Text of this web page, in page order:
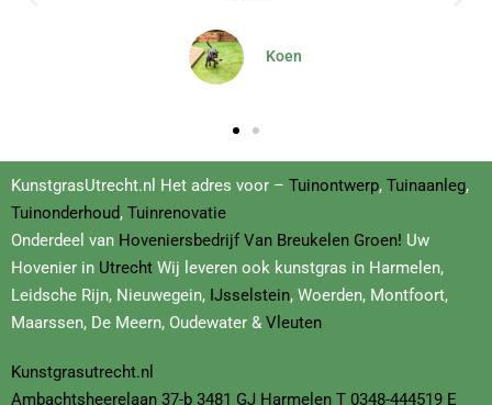
KunstgrasUtrecht.nl Het adres voor – Tuinontwerp, Tuinaanleg,
Tuinonderhoud, Tuinrenovatie
Onderdeel van Hoveniersbedrijf Van Breukelen Groen! Uw
Hovenier in Utrecht Wij leveren ook kunstgras in Harmelen,
Leidsche Rijn, Nieuwegein, IJsselstein, Woerden, Montfoort,
Maarssen, De Meern, Oudewater & Vleuten
Kunstgrasutrecht.nl
Ambachtsheerelaan 37-b 3481 GJ Harmelen T 0348-444519 E